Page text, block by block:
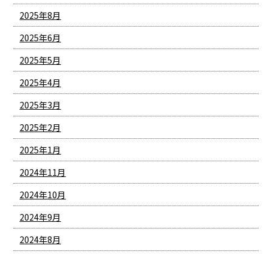
2025年8月
2025年6月
2025年5月
2025年4月
2025年3月
2025年2月
2025年1月
2024年11月
2024年10月
2024年9月
2024年8月